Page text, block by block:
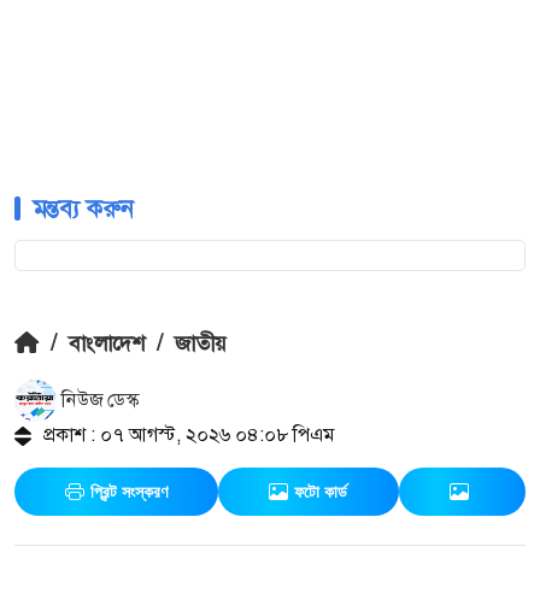
মন্তব্য করুন
/ বাংলাদেশ / জাতীয়
নিউজ ডেস্ক
প্রকাশ : ০৭ আগস্ট, ২০২৬ ০৪:০৮ পিএম
প্রিন্ট সংস্করণ ফটো কার্ড